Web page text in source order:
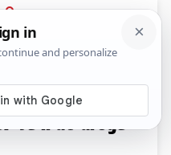
PRIJAVA
Komentari
još jedan
'Je li do droge